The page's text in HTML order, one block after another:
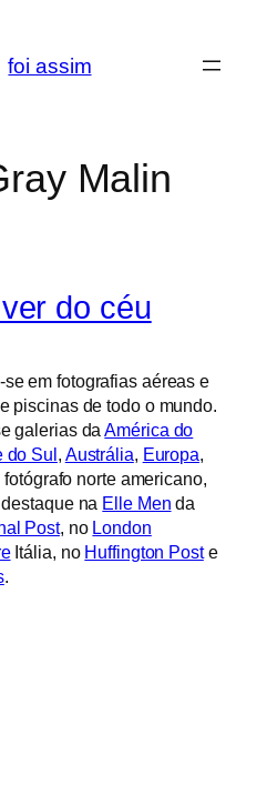
foi assim
Malin
do céu
em fotografias aéreas e
piscinas de todo o mundo.
galerias daAmérica do
Sul , Austrália, Europa,
fotógrafo norte americano,
na Elle Men da
Post, no London
Itália, no Huffington Poste
.